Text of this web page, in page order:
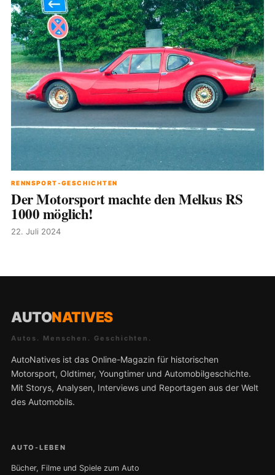
RENNSPORT-GESCHICHTEN
Der Motorsport machte den Melkus RS
1000 möglich!
22. Juli 2024
AUTONATIVES
Autos. Menschen. Geschichten.
AutoNatives ist das Online-Magazin für historischen
Motorsport, Oldtimer, Youngtimer und Automobilgeschichte.
Mit Storys, Analysen, Interviews und Reportagen aus der Welt
des Automobils.
AUTO-LEBEN
Bücher, Filme und Spiele zum Auto